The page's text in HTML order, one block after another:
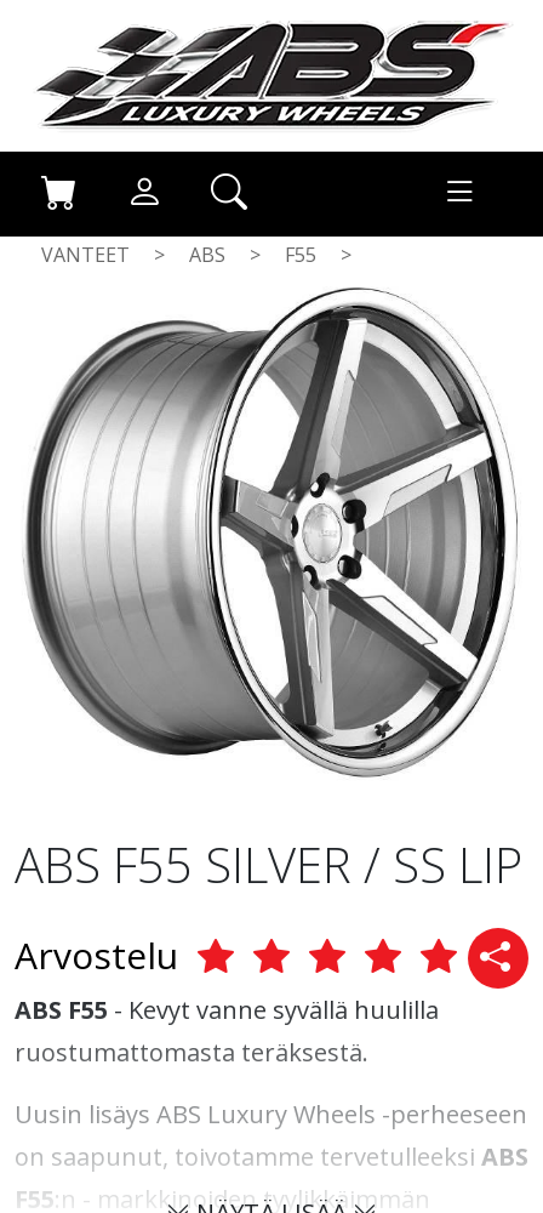
VANTEET > ABS > F55
>
ABS F55 SILVER / SS LIP
Arvostelu
ABS F55 - Kevyt vanne syvällä huulilla
ruostumattomasta teräksestä.
Uusin lisäys ABS Luxury Wheels -perheeseen
on saapunut, toivotamme tervetulleeksi ABS
F55:n - markkinoiden tyylikkäimmän